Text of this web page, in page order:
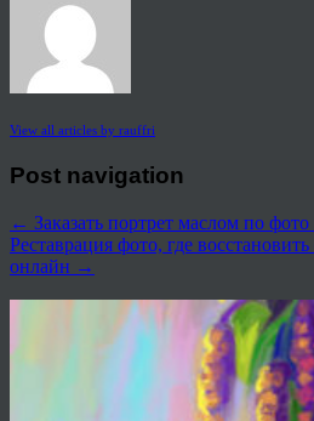
View all articles by rauffri
Post navigation
← Заказать портрет маслом по
Реставрация фото, где
онлайн →